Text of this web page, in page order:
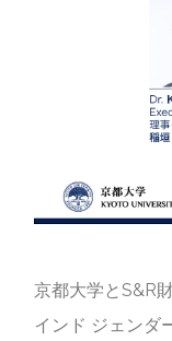
京都大学とS&R
インド ジェンダ